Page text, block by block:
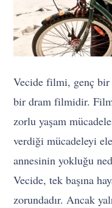
Vecide filmi, genç bir
bir dram filmidir.
zorlu yaşam
verdiği mücadeleyi
annesinin yokluğu
Vecide, tek başına
zorundadır. Ancak